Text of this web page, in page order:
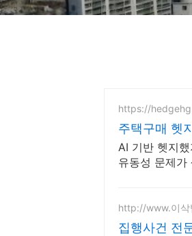
https://
주택구매 헷
AI 기반 헷지
유동성 문제가
http://www.이삭
집행사건 전